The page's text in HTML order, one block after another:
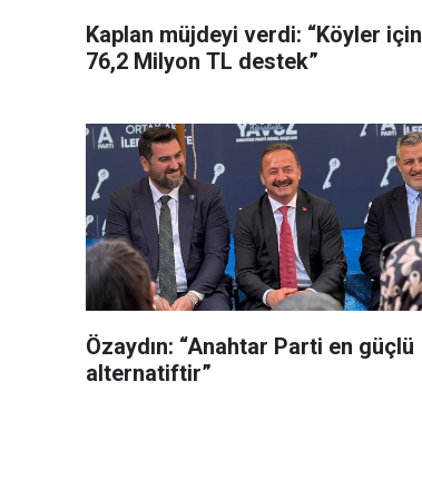
Kaplan müjdeyi verdi: “Köyler için
76,2 Milyon TL destek”
Özaydın: “Anahtar Parti en güçlü
alternatiftir”